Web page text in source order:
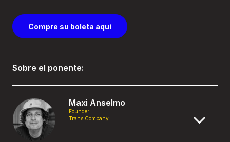
Compre su boleta aquí
Sobre el ponente:
Maxi Anselmo
Founder
Trans Company